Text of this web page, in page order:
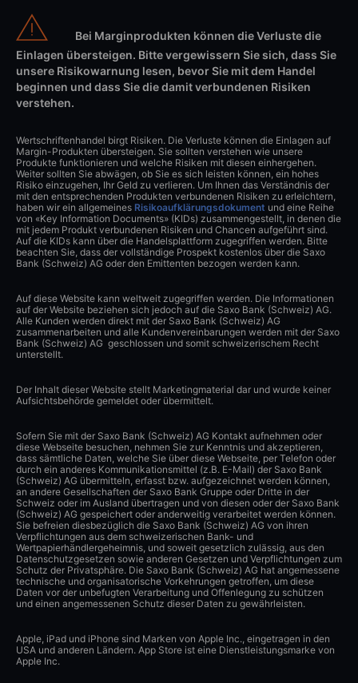
Bei Marginprodukten können die Verluste die
Einlagen übersteigen. Bitte vergewissern Sie sich, dass Sie
unsere Risikowarnung lesen, bevor Sie mit dem Handel
beginnen und dass Sie die damit verbundenen Risiken
verstehen.
Wertschriftenhandel birgt Risiken. Die Verluste können die Einlagen auf
Margin-Produkten übersteigen. Sie sollten verstehen wie unsere
Produkte funktionieren und welche Risiken mit diesen einhergehen.
Weiter sollten Sie abwägen, ob Sie es sich leisten können, ein hohes
Risiko einzugehen, Ihr Geld zu verlieren. Um Ihnen das Verständnis der
mit den entsprechenden Produkten verbundenen Risiken zu erleichtern,
haben wir ein allgemeines Risikoaufklärungsdokument und eine Reihe
von «Key Information Documents» (KIDs) zusammengestellt, in denen die
mit jedem Produkt verbundenen Risiken und Chancen aufgeführt sind.
Auf die KIDs kann über die Handelsplattform zugegriffen werden. Bitte
beachten Sie, dass der vollständige Prospekt kostenlos über die Saxo
Bank (Schweiz) AG oder den Emittenten bezogen werden kann.
Auf diese Website kann weltweit zugegriffen werden. Die Informationen
auf der Website beziehen sich jedoch auf die Saxo Bank (Schweiz) AG.
Alle Kunden werden direkt mit der Saxo Bank (Schweiz) AG
zusammenarbeiten und alle Kundenvereinbarungen werden mit der Saxo
Bank (Schweiz) AG geschlossen und somit schweizerischem Recht
unterstellt.
Der Inhalt dieser Website stellt Marketingmaterial dar und wurde keiner
Aufsichtsbehörde gemeldet oder übermittelt.
Sofern Sie mit der Saxo Bank (Schweiz) AG Kontakt aufnehmen oder
diese Webseite besuchen, nehmen Sie zur Kenntnis und akzeptieren,
dass sämtliche Daten, welche Sie über diese Webseite, per Telefon oder
durch ein anderes Kommunikationsmittel (z.B. E-Mail) der Saxo Bank
(Schweiz) AG übermitteln, erfasst bzw. aufgezeichnet werden können,
an andere Gesellschaften der Saxo Bank Gruppe oder Dritte in der
Schweiz oder im Ausland übertragen und von diesen oder der Saxo Bank
(Schweiz) AG gespeichert oder anderweitig verarbeitet werden können.
Sie befreien diesbezüglich die Saxo Bank (Schweiz) AG von ihren
Verpflichtungen aus dem schweizerischen Bank- und
Wertpapierhändlergeheimnis, und soweit gesetzlich zulässig, aus den
Datenschutzgesetzen sowie anderen Gesetzen und Verpflichtungen zum
Schutz der Privatsphäre. Die Saxo Bank (Schweiz) AG hat angemessene
technische und organisatorische Vorkehrungen getroffen, um diese
Daten vor der unbefugten Verarbeitung und Offenlegung zu schützen
und einen angemessenen Schutz dieser Daten zu gewährleisten.
Apple, iPad und iPhone sind Marken von Apple Inc., eingetragen in den
USA und anderen Ländern. App Store ist eine Dienstleistungsmarke von
Apple Inc.